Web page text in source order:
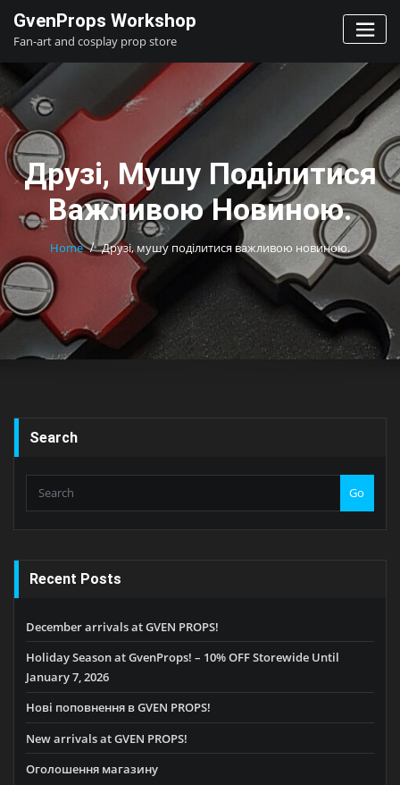
content
GvenProps Workshop
Fan-art and cosplay prop store
Друзі, Мушу Поділитися
Важливою Новиною.
Home Друзі, мушу поділитися важливою новиною.
Search
Go
Recent Posts
December arrivals at GVEN PROPS!
Holiday Season at GvenProps! – 10% OFF Storewide Until
January 7, 2026
Нові поповнення в GVEN PROPS!
New arrivals at GVEN PROPS!
Оголошення магазину